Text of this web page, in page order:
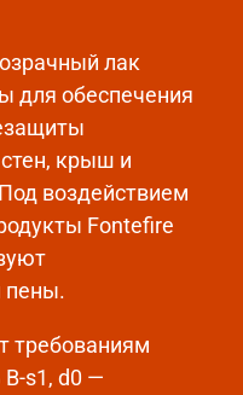
лак
для обеспечения
крыш и
воздействием
Fontefire
пены.
требованиям
B-s1, d0 —